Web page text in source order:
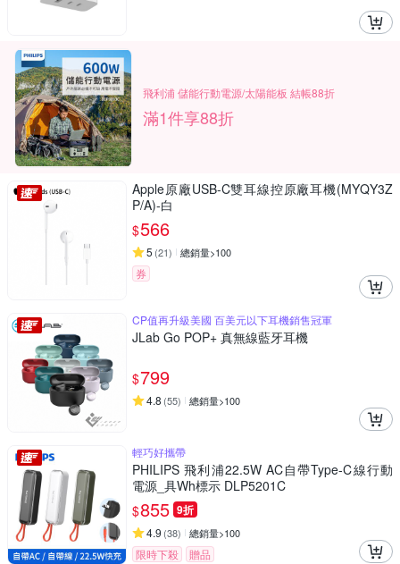
飛利浦 儲能行動電源/太陽能板 結帳88折
滿1件享88折
Apple原廠USB-C雙耳線控原廠耳機(MYQY3Z
P/A)-白
$566
5 (21) 總銷量>100
券
CP值再升級美國 百美元以下耳機銷售冠軍
JLab Go POP+ 真無線藍牙耳機
$799
4.8 (55) 總銷量>100
輕巧好攜帶
PHILIPS 飛利浦22.5W AC自帶Type-C線行動
電源_具Wh標示 DLP5201C
$855 9折
4.9 (38) 總銷量>100
限時下殺
贈品